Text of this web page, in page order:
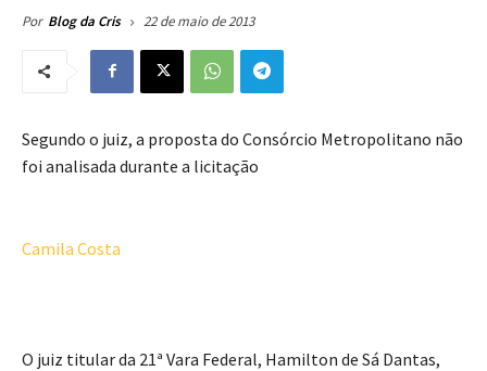
Por Blog da Cris 22 de maio de 2013
Segundo o juiz, a proposta do Consórcio Metropolitano não
foi analisada durante a licitação
Camila Costa
O juiz titular da 21ª Vara Federal, Hamilton de Sá Dantas,